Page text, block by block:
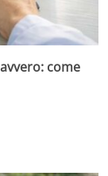
come